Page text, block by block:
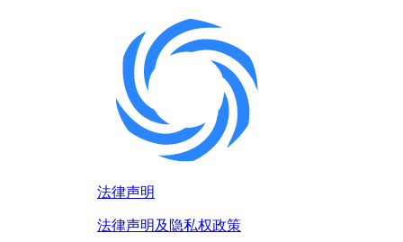
法律声明
法律声明及隐私权政策